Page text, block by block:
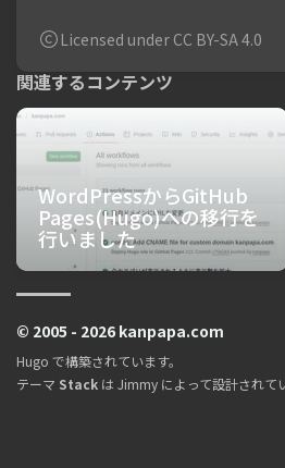
Licensed under CC BY-SA 4.0
関連するコンテンツ
WordPressからGitHub
Pages(Hugo)への移行を
行いました
© 2005 - 2026 kanpapa.com
Hugo で構築されています。
テーマ Stack は Jimmy によって設計されて